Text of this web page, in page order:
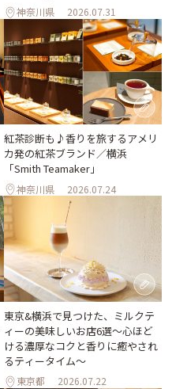
神奈川県 2026.07.31
紅茶診断も♪香りを旅するアメリ
カ発の紅茶ブランド／横浜
「Smith Teamaker」
神奈川県 2026.07.24
東京&横浜で見つけた、ミルクテ
ィーの美味しいお店6選～心ほど
ける濃厚なコクと香りに癒やされ
るティータイム～
東京都 2026.07.22